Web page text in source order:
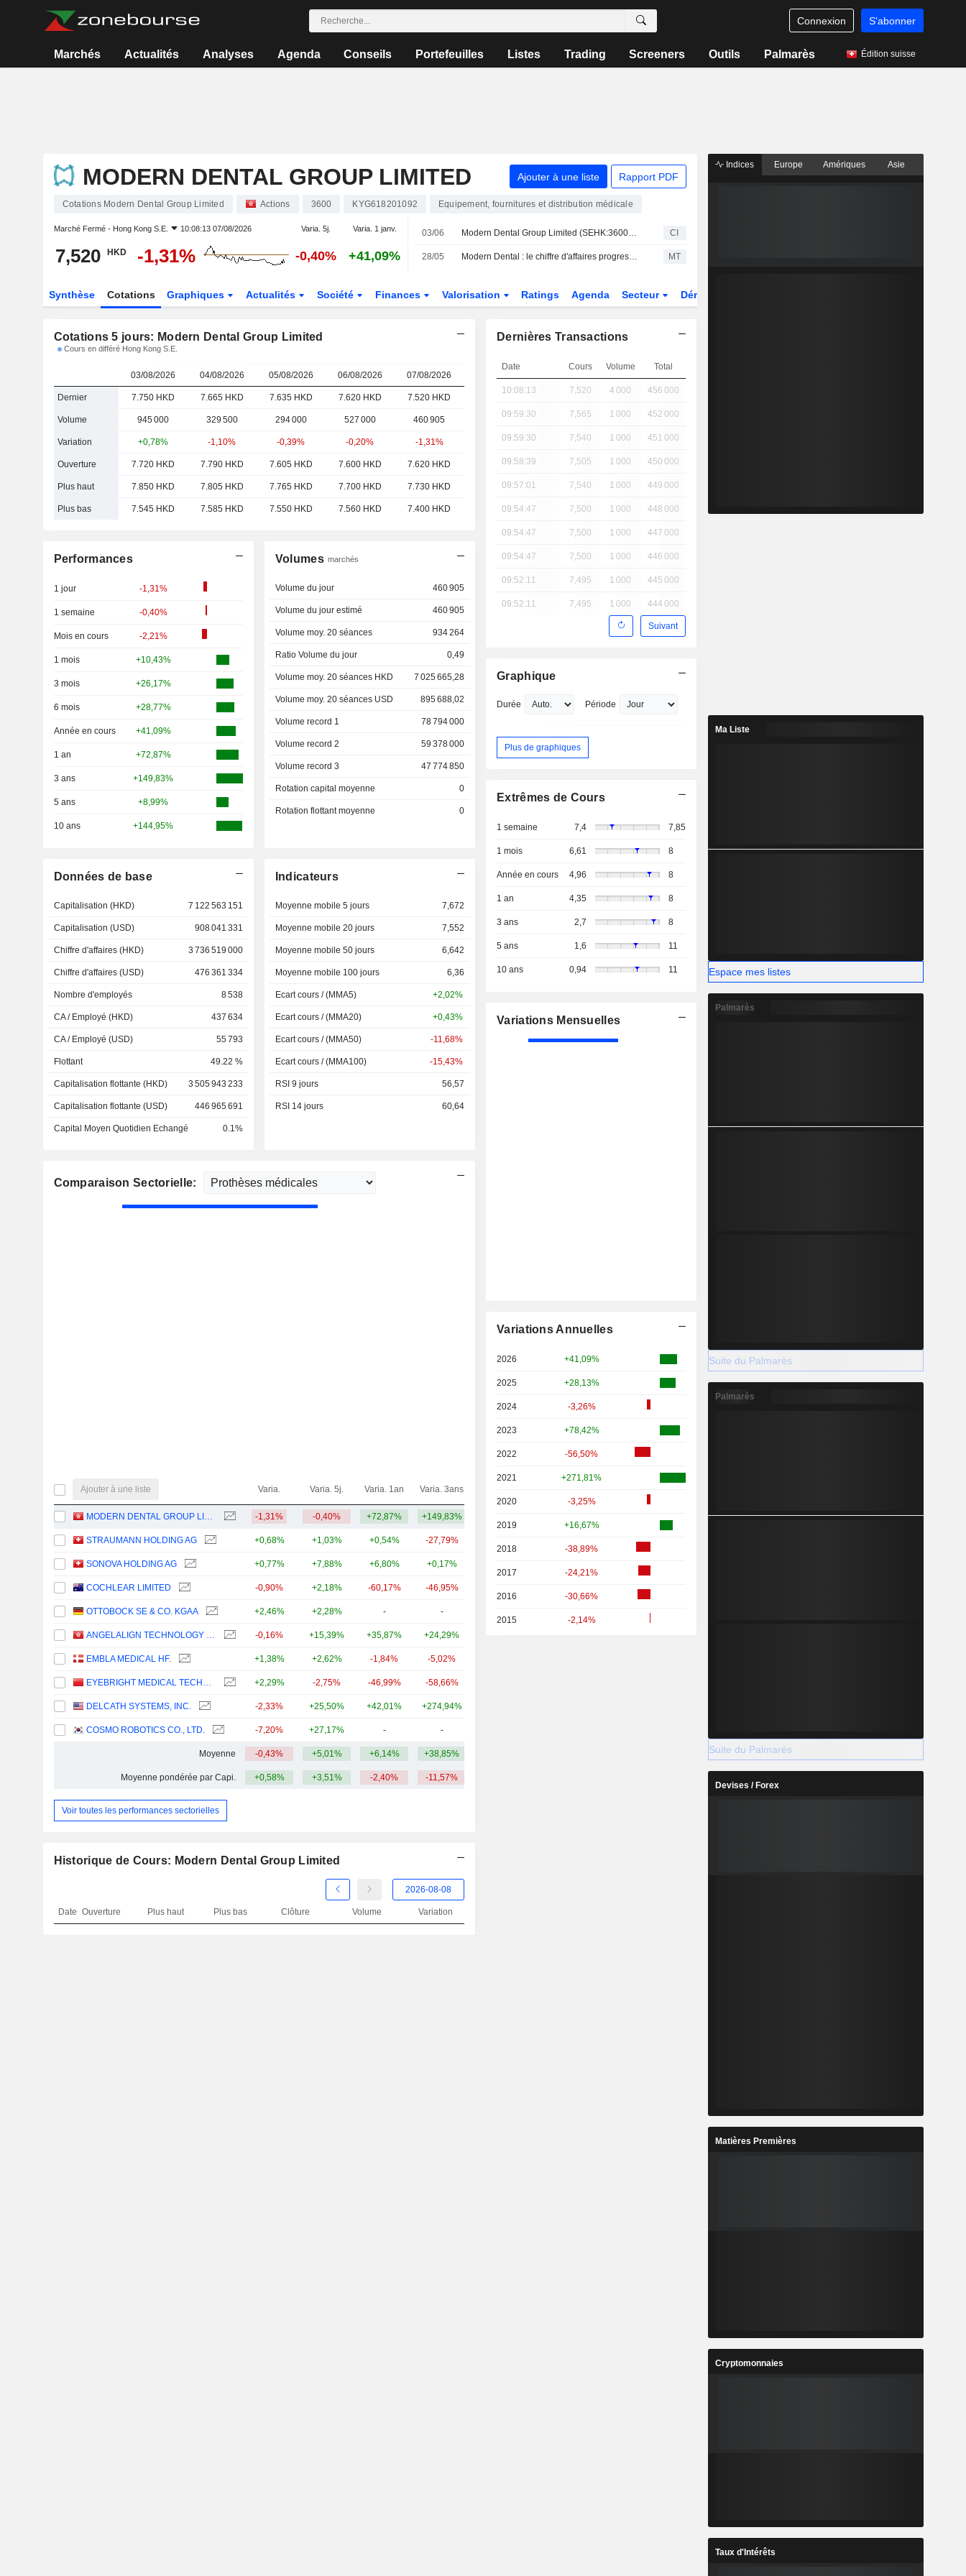
Connexion S'abonner
Marchés Actualités Analyses Agenda Conseils Portefeuilles Listes Trading Screeners Outils Palmarès Édition suisse
MODERN DENTAL GROUP LIMITED Ajouter à une liste Rapport PDF
Cotations Modern Dental Group Limited Actions 3600 KYG618201092 Equipement, fournitures et distribution médicale
Marché Fermé - Hong Kong S.E. 10:08:13 07/08/2026 Varia. 5j. Varia. 1 janv.
7,520 HKD -1,31% -0,40% +41,09%
03/06 Modern Dental Group Limited (SEHK:3600) lance un programme de rachat d'actions portant sur 93 485 000 titres, soit 10% de son capital social, conformément à l'autorisation du 28 mai 2026. CI
28/05 Modern Dental : le chiffre d'affaires progresse de 12% au premier trimestre MT
Synthèse Cotations Graphiques Actualités Société Finances Valorisation Ratings Agenda Secteur Dérivés
Cotations 5 jours: Modern Dental Group Limited
Cours en différé Hong Kong S.E.
03/08/2026 04/08/2026 05/08/2026 06/08/2026 07/08/2026
Dernier 7.750 HKD 7.665 HKD 7.635 HKD 7.620 HKD 7.520 HKD
Volume 945 000 329 500 294 000 527 000 460 905
Variation +0,78% -1,10% -0,39% -0,20% -1,31%
Ouverture 7.720 HKD 7.790 HKD 7.605 HKD 7.600 HKD 7.620 HKD
Plus haut 7.850 HKD 7.805 HKD 7.765 HKD 7.700 HKD 7.730 HKD
Plus bas 7.545 HKD 7.585 HKD 7.550 HKD 7.560 HKD 7.400 HKD
Performances
1 jour -1,31%
1 semaine -0,40%
Mois en cours -2,21%
1 mois +10,43%
3 mois +26,17%
6 mois +28,77%
Année en cours +41,09%
1 an +72,87%
3 ans +149,83%
5 ans +8,99%
10 ans +144,95%
Volumes marchés
Volume du jour 460 905
Volume du jour estimé 460 905
Volume moy. 20 séances 934 264
Ratio Volume du jour 0,49
Volume moy. 20 séances HKD 7 025 665,28
Volume moy. 20 séances USD 895 688,02
Volume record 1 78 794 000
Volume record 2 59 378 000
Volume record 3 47 774 850
Rotation capital moyenne 0
Rotation flottant moyenne 0
Données de base
Capitalisation (HKD) 7 122 563 151
Capitalisation (USD) 908 041 331
Chiffre d'affaires (HKD) 3 736 519 000
Chiffre d'affaires (USD) 476 361 334
Nombre d'employés 8 538
CA / Employé (HKD) 437 634
CA / Employé (USD) 55 793
Flottant 49.22 %
Capitalisation flottante (HKD) 3 505 943 233
Capitalisation flottante (USD) 446 965 691
Capital Moyen Quotidien Echangé 0.1%
Indicateurs
Moyenne mobile 5 jours 7,672
Moyenne mobile 20 jours 7,552
Moyenne mobile 50 jours 6,642
Moyenne mobile 100 jours 6,36
Ecart cours / (MMA5) +2,02%
Ecart cours / (MMA20) +0,43%
Ecart cours / (MMA50) -11,68%
Ecart cours / (MMA100) -15,43%
RSI 9 jours 56,57
RSI 14 jours 60,64
Comparaison Sectorielle:
Ajouter à une liste Varia. Varia. 5j. Varia. 1an Varia. 3ans
MODERN DENTAL GROUP LIMITED -1,31% -0,40% +72,87% +149,83%
STRAUMANN HOLDING AG +0,68% +1,03% +0,54% -27,79%
SONOVA HOLDING AG +0,77% +7,88% +6,80% +0,17%
COCHLEAR LIMITED -0,90% +2,18% -60,17% -46,95%
OTTOBOCK SE & CO. KGAA +2,46% +2,28% - -
ANGELALIGN TECHNOLOGY INC. -0,16% +15,39% +35,87% +24,29%
EMBLA MEDICAL HF. +1,38% +2,62% -1,84% -5,02%
EYEBRIGHT MEDICAL TECHNOLOGY (BEIJING) CO., LTD. +2,29% -2,75% -46,99% -58,66%
DELCATH SYSTEMS, INC. -2,33% +25,50% +42,01% +274,94%
COSMO ROBOTICS CO., LTD. -7,20% +27,17% - -
Moyenne -0,43% +5,01% +6,14% +38,85%
Moyenne pondérée par Capi. +0,58% +3,51% -2,40% -11,57%
Voir toutes les performances sectorielles
Historique de Cours: Modern Dental Group Limited
Date Ouverture Plus haut Plus bas Clôture Volume Variation
Dernières Transactions
Date Cours Volume Total
10:08:13 7,520 4 000 456 000
09:59:30 7,565 1 000 452 000
09:59:30 7,540 1 000 451 000
09:58:39 7,505 1 000 450 000
09:57:01 7,540 1 000 449 000
09:54:47 7,500 1 000 448 000
09:54:47 7,500 1 000 447 000
09:54:47 7,500 1 000 446 000
09:52:11 7,495 1 000 445 000
09:52:11 7,495 1 000 444 000
Suivant
Graphique
Durée Période
Plus de graphiques
Extrêmes de Cours
1 semaine 7,4 7,85
1 mois 6,61 8
Année en cours 4,96 8
1 an 4,35 8
3 ans 2,7 8
5 ans 1,6 11
10 ans 0,94 11
Variations Mensuelles
Variations Annuelles
2026 +41,09%
2025 +28,13%
2024 -3,26%
2023 +78,42%
2022 -56,50%
2021 +271,81%
2020 -3,25%
2019 +16,67%
2018 -38,89%
2017 -24,21%
2016 -30,66%
2015 -2,14%
Indices Europe Amériques Asie
Ma Liste
Espace mes listes
Palmarès
Suite du Palmarès
Palmarès
Suite du Palmarès
Devises / Forex
Matières Premières
Cryptomonnaies
Taux d'Intérêts